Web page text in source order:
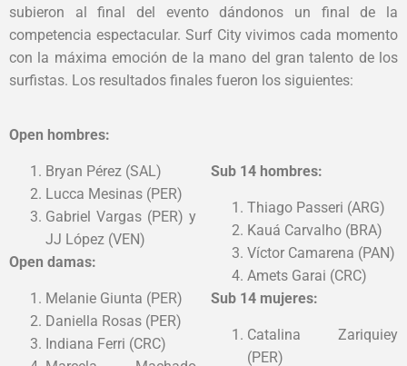
subieron al final del evento dándonos un final de la
competencia espectacular. Surf City vivimos cada momento
con la máxima emoción de la mano del gran talento de los
surfistas. Los resultados finales fueron los siguientes:
Open hombres:
Bryan Pérez (SAL)
Lucca Mesinas (PER)
Gabriel Vargas (PER) y
JJ López (VEN)
Open damas:
Melanie Giunta (PER)
Daniella Rosas (PER)
Indiana Ferri (CRC)
Sub 14 hombres:
Thiago Passeri (ARG)
Kauá Carvalho (BRA)
Víctor Camarena (PAN)
Amets Garai (CRC)
Sub 14 mujeres:
Catalina Zariquiey
(PER)